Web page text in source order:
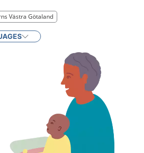
Västra Götaland
Västra Götaland